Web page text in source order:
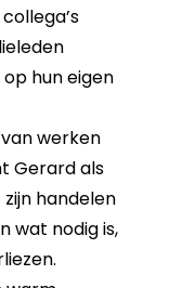
hun eigen
werken
Gerard als
handelen
wat nodig is,